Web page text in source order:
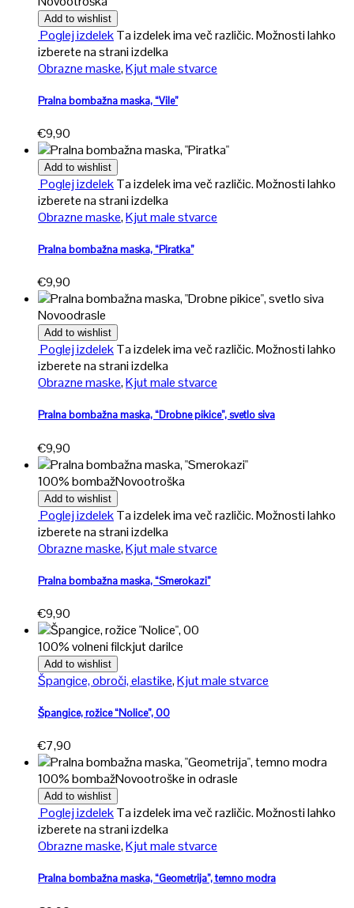
Add to wishlist
Poglej izdelekTa izdelek ima več različic. Možnosti lahko
izberete na strani izdelka
Obrazne maske,Kjut male stvarce
Pralna bombažna maska, “Vile”
€9,90
Add to wishlist
Poglej izdelekTa izdelek ima več različic. Možnosti lahko
izberete na strani izdelka
Obrazne maske,Kjut male stvarce
Pralna bombažna maska, “Piratka”
€9,90
Novoodrasle
Add to wishlist
Poglej izdelekTa izdelek ima več različic. Možnosti lahko
izberete na strani izdelka
Obrazne maske,Kjut male stvarce
Pralna bombažna maska, “Drobne pikice”, svetlo siva
€9,90
100% bombažNovootroška
Add to wishlist
Poglej izdelekTa izdelek ima več različic. Možnosti lahko
izberete na strani izdelka
Obrazne maske,Kjut male stvarce
Pralna bombažna maska, “Smerokazi”
€9,90
100% volneni filckjut darilce
Add to wishlist
Špangice, obroči, elastike,Kjut male stvarce
Špangice, rožice “Nolice”, 00
€7,90
100% bombažNovootroške in odrasle
Add to wishlist
Poglej izdelekTa izdelek ima več različic. Možnosti lahko
izberete na strani izdelka
Obrazne maske,Kjut male stvarce
Pralna bombažna maska, “Geometrija”, temno modra